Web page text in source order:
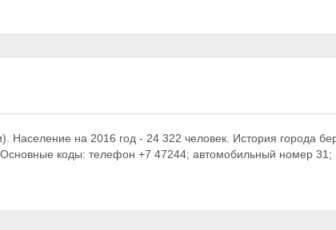
Население на 2016 год - 24 322 человек. История города
коды: телефон +7 47244; автомобильный номер 31;